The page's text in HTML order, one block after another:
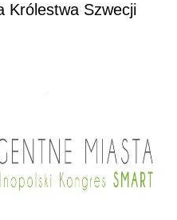
Królestwa Szwecji